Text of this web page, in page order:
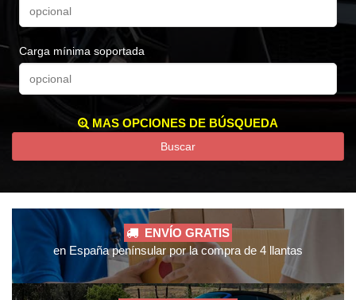
Carga mínima soportada
MAS OPCIONES DE BÚSQUEDA
Buscar
ENVÍO GRATIS
en España penínsular por la compra de 4 llantas